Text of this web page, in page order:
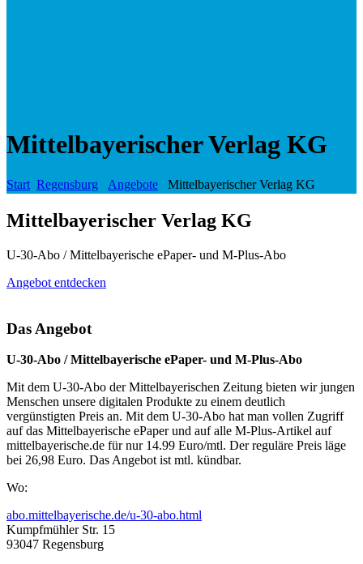
Mittelbayerischer Verlag KG
Start Regensburg Angebote Mittelbayerischer Verlag KG
Mittelbayerischer Verlag KG
U-30-Abo / Mittelbayerische ePaper- und M-Plus-Abo
Angebot entdecken
Das Angebot
U-30-Abo / Mittelbayerische ePaper- und M-Plus-Abo
Mit dem U-30-Abo der Mittelbayerischen Zeitung bieten wir jungen
Menschen unsere digitalen Produkte zu einem deutlich
vergünstigten Preis an. Mit dem U-30-Abo hat man vollen Zugriff
auf das Mittelbayerische ePaper und auf alle M-Plus-Artikel auf
mittelbayerische.de für nur 14.99 Euro/mtl. Der reguläre Preis läge
bei 26,98 Euro. Das Angebot ist mtl. kündbar.
Wo:
abo.mittelbayerische.de/u-30-abo.html
Kumpfmühler Str. 15
93047 Regensburg